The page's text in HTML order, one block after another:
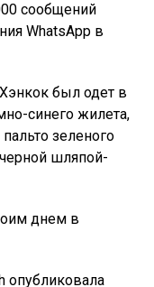
сообщений
WhatsApp в
был одет в
синего жилета,
зеленого
шляпой-
днем ​​в
опубликовала